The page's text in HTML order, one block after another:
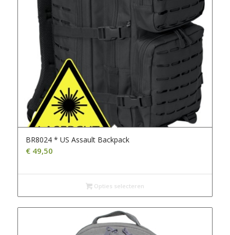
BR8024 * US Assault Backpack
€49,50
Opties selecteren